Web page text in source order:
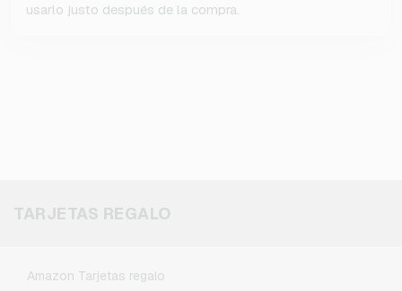
usarlo justo después de la compra.
TARJETAS REGALO
Amazon Tarjetas regalo